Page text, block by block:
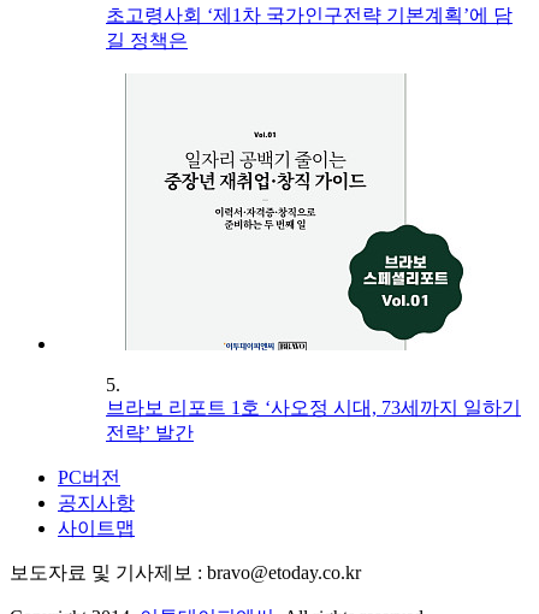
초고령사회 ‘제1차 국가인구전략 기본계획’에 담
길 정책은
5.
브라보 리포트 1호 ‘사오정 시대, 73세까지 일하기
전략’ 발간
PC버전
공지사항
사이트맵
보도자료 및 기사제보 : bravo@etoday.co.kr